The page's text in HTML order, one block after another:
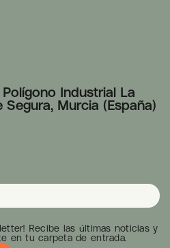
Industrial La
Murcia (España)
Recibe las últimas noticias y
en tu carpeta de entrada.